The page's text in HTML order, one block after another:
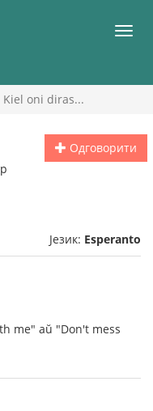
Kiel oni diras...
Одговорити
Језик: Esperanto
me" aŭ "Don't mess